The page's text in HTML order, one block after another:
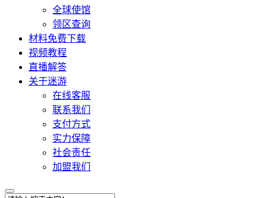
全球使馆
领区查询
材料免费下载
视频教程
直播解答
关于迷游
在线客服
联系我们
支付方式
实力保障
社会责任
加盟我们